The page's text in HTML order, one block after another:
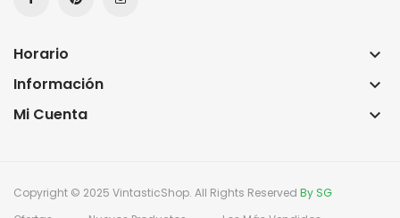
Horario keyboard_arrow_down
Información keyboard_arrow_down
Mi Cuenta keyboard_arrow_down
Copyright © 2025 VintasticShop. All Rights Reserved By SG